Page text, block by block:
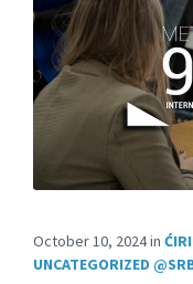
October 10, 2024in
UNCATEGORIZED